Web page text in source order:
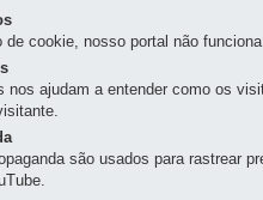
DE PESOS E
de cookie, nosso portal não
nos ajudam a entender como os
são usados para rastrear